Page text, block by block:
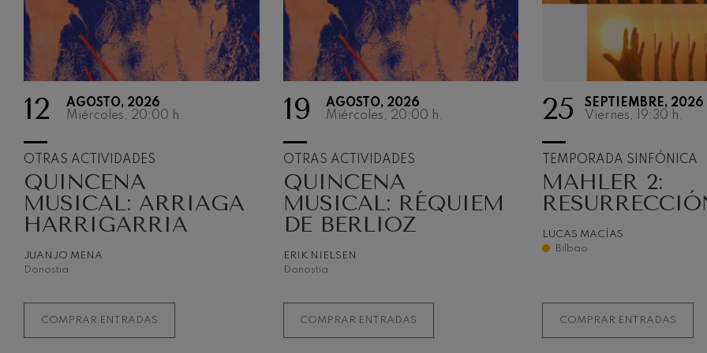
MATINÉES
Las Matinées de
alcanzan su 35ª
consolidando un
y singular para
MÁS INFORMACIÓN
12
AGOSTO, 2026
Miércoles, 20:00 h.
OTRAS ACTIVIDADES
QUINCENA
MUSICAL: ARRIAGA
HARRIGARRIA
JUANJO MENA
Donostia
COMPRAR ENTRADAS
19
AGOSTO, 2026
Miércoles, 20:00 h.
OTRAS ACTIVIDADES
QUINCENA
MUSICAL: RÉQUIEM
DE BERLIOZ
ERIK NIELSEN
Donostia
COMPRAR ENTRADAS
25
SEPTIEMBRE, 2026
Viernes, 19:30 h.
TEMPORADA SINFÓNICA
MAHLER 2:
LUCAS MACÍAS
Bilbao
COMPRAR ENTRADAS